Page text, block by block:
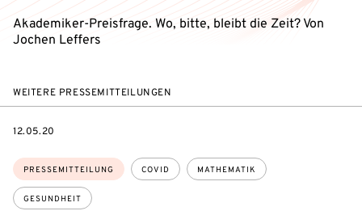
Akademiker-Preisfrage. Wo, bitte, bleibt die Zeit? Von
Jochen Leffers
WEITERE PRESSEMITTEILUNGEN
Themen:
PRESSEMITTEILUNG COVID MATHEMATIK
GESUNDHEIT
DATE
12.05.20